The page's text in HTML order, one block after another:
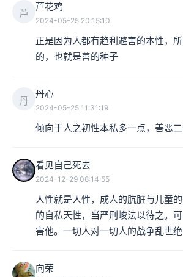
芦
芦花鸡
2024-05-25 20:15:10
正是因为人都有趋利避害的本性，
的，也就是善的种子
丹
丹心
2024-05-25 11:31:19
倾向于人之初性本私多一点，善恶
看见自己死去
2024-12-29 08:14:55
人性就是人性，成人的肮脏与儿童
的自私天性，当严刑峻法以待之。
害他。一切人对一切人的战争乱世
向荣